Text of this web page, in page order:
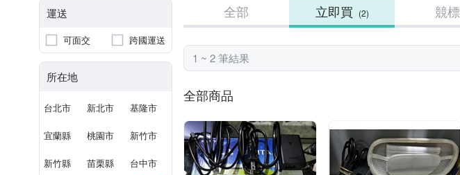
運送
可面交 跨國運送
所在地
台北市 新北市 基隆市
宜蘭縣 桃園市 新竹市
新竹縣 苗栗縣 台中市
全部 立即買 (2) 競標
1 ~ 2 筆結果
全部商品